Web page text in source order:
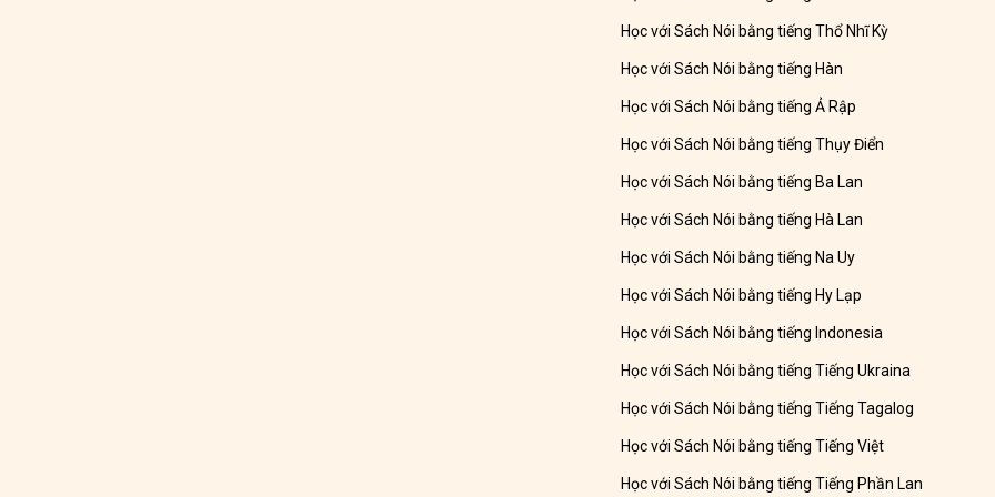
Học với Sách Nói bằng tiếng Thổ Nhĩ Kỳ
Học với Sách Nói bằng tiếng Hàn
Học với Sách Nói bằng tiếng Ả Rập
Học với Sách Nói bằng tiếng Thụy Điển
Học với Sách Nói bằng tiếng Ba Lan
Học với Sách Nói bằng tiếng Hà Lan
Học với Sách Nói bằng tiếng Na Uy
Học với Sách Nói bằng tiếng Hy Lạp
Học với Sách Nói bằng tiếng Indonesia
Học với Sách Nói bằng tiếng Tiếng Ukraina
Học với Sách Nói bằng tiếng Tiếng Tagalog
Học với Sách Nói bằng tiếng Tiếng Việt
Học với Sách Nói bằng tiếng Tiếng Phần Lan